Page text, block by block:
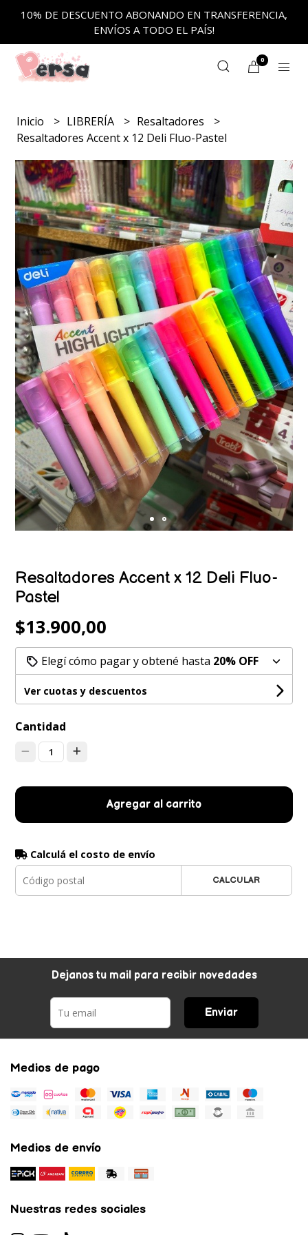
10% DE DESCUENTO ABONANDO EN TRANSFERENCIA,
ENVÍOS A TODO EL PAÍS!
0
Inicio LIBRERÍA
Resaltadores
Resaltadores Accent x 12 Deli Fluo-Pastel
Resaltadores Accent x 12 Deli Fluo-
Pastel
$13.900,00
Elegí cómo pagar y obtené hasta 20% OFF
Ver cuotas y descuentos
Cantidad
1
Agregar al carrito
Calculá el costo de envío
CALCULAR
Dejanos tu mail para recibir novedades
Enviar
Medios de pago
Medios de envío
Nuestras redes sociales